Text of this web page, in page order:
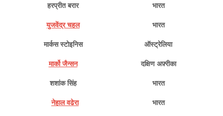
हरप्रीत बरार भारत
युजवेंद्र चहल भारत
मार्कस स्टोइनिस ऑस्ट्रेलिया
मार्को जैन्सन दक्षिण अफ़्रीका
शशांक सिंह भारत
नेहाल वढेरा भारत